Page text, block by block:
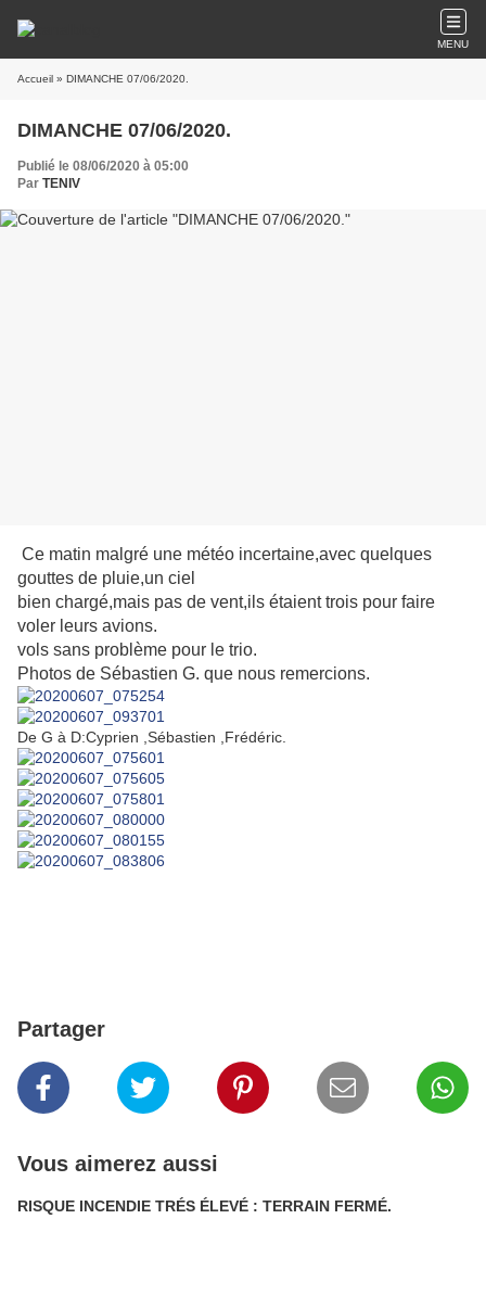
MENU
Accueil » DIMANCHE 07/06/2020.
DIMANCHE 07/06/2020.
Publié le 08/06/2020 à 05:00
Par TENIV
Ce matin malgré une météo incertaine,avec quelques
gouttes de pluie,un ciel
bien chargé,mais pas de vent,ils étaient trois pour faire
voler leurs avions.
vols sans problème pour le trio.
Photos de Sébastien G. que nous remercions.
De G à D:Cyprien ,Sébastien ,Frédéric.
Partager
Vous aimerez aussi
RISQUE INCENDIE TRÉS ÉLEVÉ : TERRAIN FERMÉ.